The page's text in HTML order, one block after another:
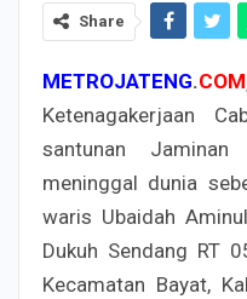
Share
METROJATENG.COM
Ketenagakerjaan
santunan Jaminan
meninggal dunia
waris Ubaidah
Dukuh Sendang RT
Kecamatan Bayat,